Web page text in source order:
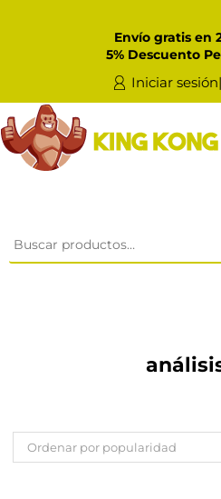
Envío gratis en
5% Descuento
Iniciar
Ordenar por popularidad